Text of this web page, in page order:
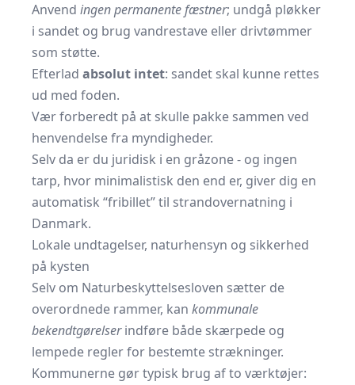
Anvend ingen permanente fæstner; undgå pløkker
i sandet og brug vandrestave eller drivtømmer
som støtte.
Efterlad absolut intet: sandet skal kunne rettes
ud med foden.
Vær forberedt på at skulle pakke sammen ved
henvendelse fra myndigheder.
Selv da er du juridisk i en gråzone - og ingen
tarp, hvor minimalistisk den end er, giver dig en
automatisk “fribillet” til strandovernatning i
Danmark.
Lokale undtagelser, naturhensyn og sikkerhed
på kysten
Selv om Naturbeskyttelsesloven sætter de
overordnede rammer, kan kommunale
bekendtgørelserindføre både skærpede og
lempede regler for bestemte strækninger.
Kommunerne gør typisk brug af to værktøjer: